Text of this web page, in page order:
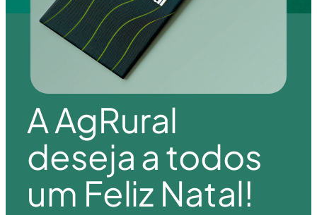
A AgRural
deseja a todos
um Feliz Natal!